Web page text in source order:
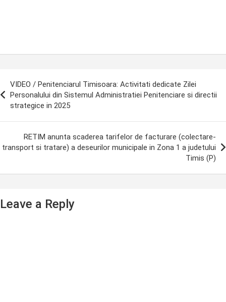
VIDEO / Penitenciarul Timisoara: Activitati dedicate Zilei
Personalului din Sistemul Administratiei Penitenciare si directii
strategice in 2025
RETIM anunta scaderea tarifelor de facturare (colectare-
transport si tratare) a deseurilor municipale in Zona 1 a judetului
Timis (P)
Leave a Reply